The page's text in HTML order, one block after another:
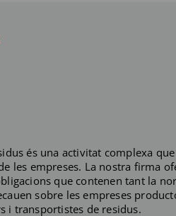
és una activitat complexa
les empreses. La nostra firma
que contenen tant la
sobre les empreses
i transportistes de residus.